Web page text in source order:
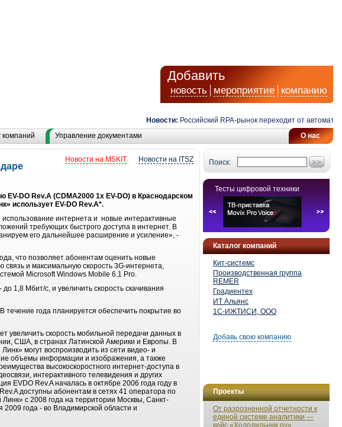
Добавить
новость мероприятие компанию
Новости: Российский RPA-рынок переходит от
О нас
компаний Управление документами
Поиск:
Тесты цифровой техники
Каталог компаний
Кит-системс
Производственная группа
REMER
Градиентех
ИТ Альянс
1С-ИЖТИСИ, ООО
Добавь свою компанию
Проекты
От разрозненной отчетности к
единой системе аналитики —
кейс «Холодильник.ру»
Новости на ITSZ
Новости на MSKIT
DO Rev.A (CDMA2000 1x EV-DO) в Краснодарском
использует EV-DO Rev.A*.
интернета и новые интерактивные
требующих быстрого доступа в интернет. В
его дальнейшее расширение и усиление», -
что позволяет абонентам оценить новые
и максимальную скорость 3G-интернета,
Microsoft Windows Mobile 6.1 Pro.
1,8 Мбит/с, и увеличить скорость скачивания
года планируется обеспечить покрытие во
увеличить скорость мобильной передачи данных в
США, в странах Латинской Америки и Европы. В
могут воспроизводить из сети видео- и
объемы информации и изображения, а также
высокоскоростного интернет-доступа в
интерактивного телевидения и других
EVDO Rev.A началась в октябре 2006 года году в
доступны абонентам в сетях 41 оператора по
с 2008 года на территории Москвы, Санкт-
2009 года - во Владимирской области и